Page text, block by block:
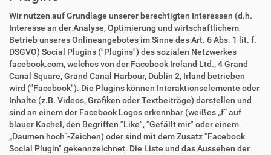
Wir nutzen auf Grundlage unserer berechtigten Interessen (d.h.
Interesse an der Analyse, Optimierung und wirtschaftlichem
Betrieb unseres Onlineangebotes im Sinne des Art. 6 Abs. 1 lit. f.
DSGVO) Social Plugins ("Plugins") des sozialen Netzwerkes
facebook.com, welches von der Facebook Ireland Ltd., 4 Grand
Canal Square, Grand Canal Harbour, Dublin 2, Irland betrieben
wird ("Facebook"). Die Plugins können Interaktionselemente oder
Inhalte (z.B. Videos, Grafiken oder Textbeiträge) darstellen und
sind an einem der Facebook Logos erkennbar (weißes „f“ auf
blauer Kachel, den Begriffen "Like", "Gefällt mir" oder einem
„Daumen hoch“-Zeichen) oder sind mit dem Zusatz "Facebook
Social Plugin" gekennzeichnet. Die Liste und das Aussehen der